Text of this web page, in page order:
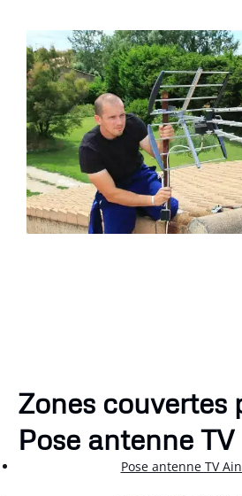
Zones couvertes
Pose antenne TV
Pose antenne TV